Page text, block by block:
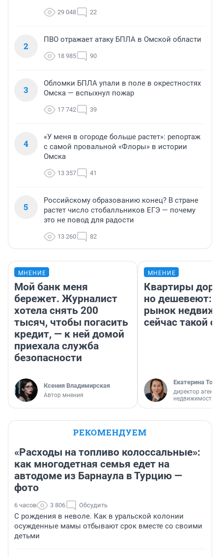
29 048 22
2
ПВО отражает атаку БПЛА в Омской области
18 985 90
3
Обломки БПЛА упали в поле в окрестностях
Омска — вспыхнул пожар
17 742 39
4
«У меня в огороде больше растет»: репортаж
с самой провальной «Флоры» в истории
Омска
13 357 41
5
Российскому образованию конец? В стране
растет число стобалльников ЕГЭ — почему
это не повод для радости
13 260 82
МНЕНИЕ
Мой банк меня
бережет. Журналист
хотела снять 200
тысяч, чтобы погасить
кредит, — к ней домой
приехала служба
безопасности
Ксения Владимирская
Автор мнения
МНЕНИЕ
Квартиры
но дешевеют:
рынок
сейчас такой
Екатерина
директор
недвижимости
РЕКОМЕНДУЕМ
«Расходы на топливо колоссальные»:
как многодетная семья едет на
автодоме из Барнаула в Турцию —
фото
6 часов 3 806 Обсудить
С рождения в неволе. Как в уральской колонии
осужденные мамы отбывают срок вместе со своими
детьми